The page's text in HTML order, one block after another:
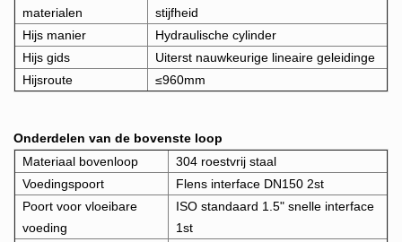
materialen
stijfheid
Hijs manier
Hydraulische cylinder
Hijs gids
Uiterst nauwkeurige lineaire geleidinge
Hijsroute
≤960mm
Onderdelen van de bovenste loop
Materiaal bovenloop
304 roestvrij staal
Voedingspoort
Flens interface DN150 2st
Poort voor vloeibare
voeding
ISO standaard 1.5" snelle interface
1st